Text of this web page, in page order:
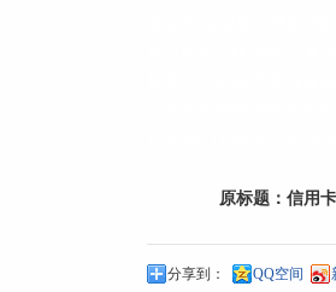
原标题： 信用
分享到： QQ空间